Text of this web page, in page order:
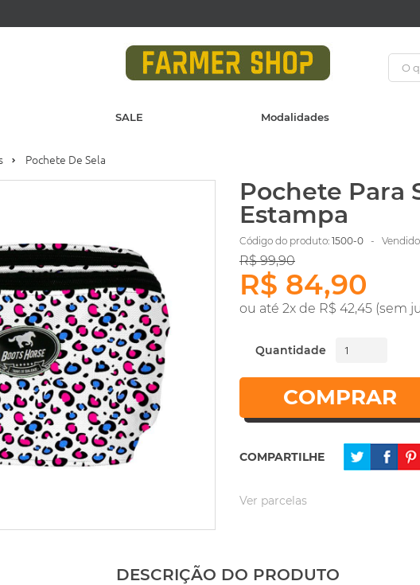
SALE Modalidades
Pochete De Sela
Pochete Para
Estampa
Código do produto: 1500-0 - Vendido
R$ 99,90
R$ 84,90
ou até 2x de R$ 42,45 (sem
Quantidade
COMPRAR
COMPARTILHE
Ver parcelas
DESCRIÇÃO DO PRODUTO